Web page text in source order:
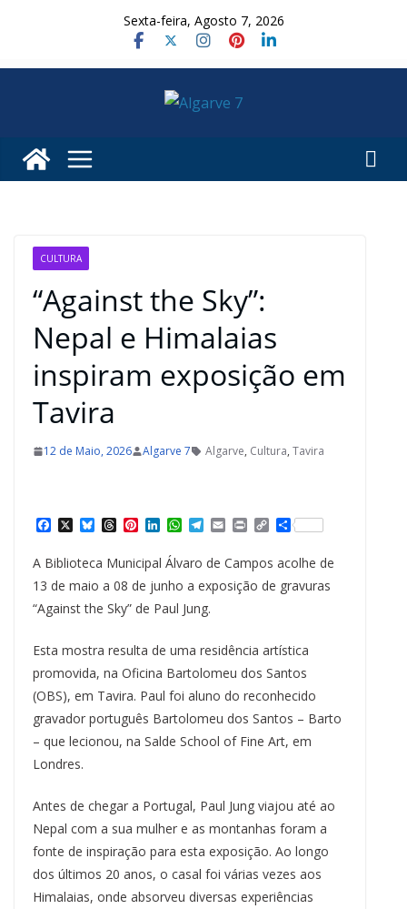
Sexta-feira, Agosto 7, 2026
CULTURA
“Against the Sky”:
Nepal e Himalaias
inspiram exposição em
Tavira
12 de Maio, 2026 Algarve 7 Algarve, Cultura, Tavira
c
e
b
o
X B
e
s
y
T
r
e
a
s
P
n
t
e
e
L
n
k
e
I
W
t
s
p
T
e
g
a
E
a
i
l
P
n
t
C
y
L
S
r
e
A Biblioteca Municipal Álvaro de Campos acolhe de
13 de maio a 08 de junho a exposição de gravuras
“Against the Sky” de Paul Jung.
Esta mostra resulta de uma residência artística
promovida, na Oficina Bartolomeu dos Santos
(OBS), em Tavira. Paul foi aluno do reconhecido
gravador português Bartolomeu dos Santos – Barto
– que lecionou, na Salde School of Fine Art, em
Londres.
Antes de chegar a Portugal, Paul Jung viajou até ao
Nepal com a sua mulher e as montanhas foram a
fonte de inspiração para esta exposição. Ao longo
dos últimos 20 anos, o casal foi várias vezes aos
Himalaias, onde absorveu diversas experiências